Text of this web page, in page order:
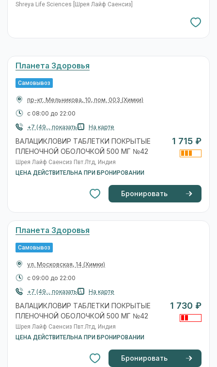
Shreya Life Sciences [Шрея Лайф Саенсиз]
Планета Здоровья
Самовывоз
пр-кт. Мельникова, 10, пом. 003 (Химки)
с 08:00 до 22:00
+7 (49... показать
На карте
ВАЛАЦИКЛОВИР ТАБЛЕТКИ ПОКРЫТЫЕ
ПЛЕНОЧНОЙ ОБОЛОЧКОЙ 500 МГ №42
Шрея Лайф Саенсиз Пвт.Лтд, Индия
ЦЕНА ДЕЙСТВИТЕЛЬНА ПРИ БРОНИРОВАНИИ
1 715 ₽
Бронировать
Планета Здоровья
Самовывоз
ул. Московская, 14 (Химки)
с 09:00 до 22:00
+7 (49... показать
На карте
ВАЛАЦИКЛОВИР ТАБЛЕТКИ ПОКРЫТЫЕ
ПЛЕНОЧНОЙ ОБОЛОЧКОЙ 500 МГ №42
Шрея Лайф Саенсиз Пвт.Лтд, Индия
ЦЕНА ДЕЙСТВИТЕЛЬНА ПРИ БРОНИРОВАНИИ
1 730 ₽
Бронировать